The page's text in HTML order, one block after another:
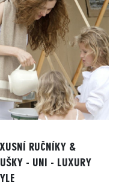
RUČNÍKY &
- UNI - LUXURY